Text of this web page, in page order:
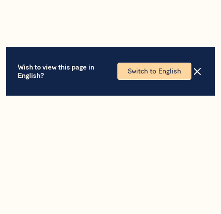
Wish to view this page in
English?
Switch to English